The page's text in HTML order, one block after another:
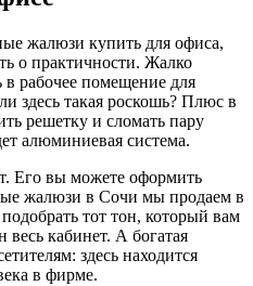
жалюзи купить для офиса,
о практичности. Жалко
рабочее помещение для
здесь такая роскошь? Плюс в
решетку и сломать пару
алюминиевая система.
Его вы можете оформить
жалюзи в Сочи мы продаем в
тот тон, который вам
кабинет. А богатая
здесь находится
в фирме.